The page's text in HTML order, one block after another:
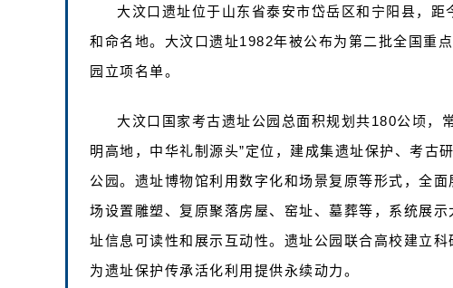
大汶口遗址位于山东省泰安市岱岳区和宁阳县，
和命名地。大汶口遗址1982年被公布为第二批全国重
园立项名单。
大汶口国家考古遗址公园总面积规划共180公顷，
明高地，中华礼制源头”定位，建成集遗址保护、考古
公园。遗址博物馆利用数字化和场景复原等形式，全
场设置雕塑、复原聚落房屋、窑址、墓葬等，系统展
址信息可读性和展示互动性。遗址公园联合高校建立
为遗址保护传承活化利用提供永续动力。